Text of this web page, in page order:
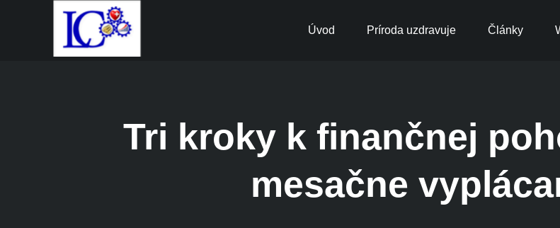
Úvod Príroda uzdravuje Články
Tri kroky k finančnej
mesačne